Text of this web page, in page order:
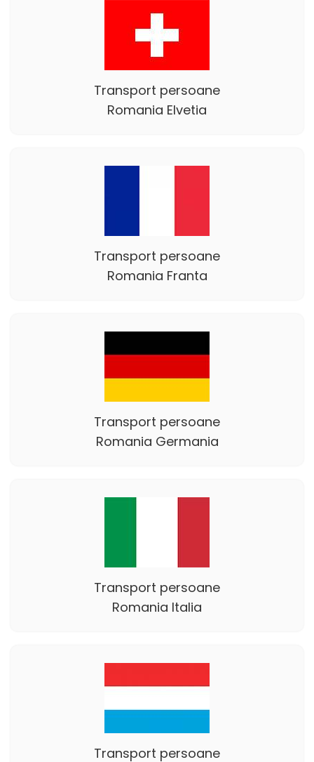
Transport persoane
Romania Elvetia
Transport persoane
Romania Franta
Transport persoane
Romania Germania
Transport persoane
Romania Italia
Transport persoane